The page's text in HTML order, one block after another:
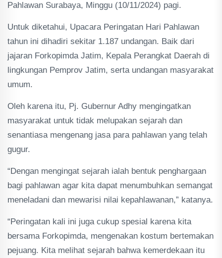
Pahlawan Surabaya, Minggu (10/11/2024) pagi.
Untuk diketahui, Upacara Peringatan Hari Pahlawan
tahun ini dihadiri sekitar 1.187 undangan. Baik dari
jajaran Forkopimda Jatim, Kepala Perangkat Daerah di
lingkungan Pemprov Jatim, serta undangan masyarakat
umum.
Oleh karena itu, Pj. Gubernur Adhy mengingatkan
masyarakat untuk tidak melupakan sejarah dan
senantiasa mengenang jasa para pahlawan yang telah
gugur.
“Dengan mengingat sejarah ialah bentuk penghargaan
bagi pahlawan agar kita dapat menumbuhkan semangat
meneladani dan mewarisi nilai kepahlawanan,” katanya.
“Peringatan kali ini juga cukup spesial karena kita
bersama Forkopimda, mengenakan kostum bertemakan
pejuang. Kita melihat sejarah bahwa kemerdekaan itu